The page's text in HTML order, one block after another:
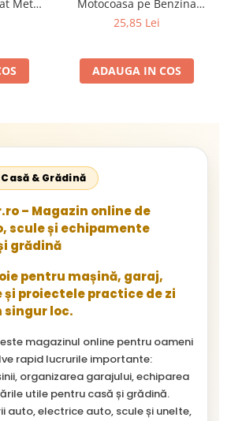
Metal
mm,
Motocoasa pe Benzina
(Motoare 2 Timpi),
Gardener, Eurotec, Makita,
Al-Ko, Ansamblu Complet
25,85 Lei
ADAUGA IN COS
Casă & Grădină
– Magazin online de
scule și echipamente
grădină
pentru mașină, garaj,
proiectele practice de zi
loc.
magazinul online pentru oameni
rapid lucrurile importante:
organizarea garajului, echiparea
utile pentru casă și grădină.
auto, electrice auto, scule și unelte,